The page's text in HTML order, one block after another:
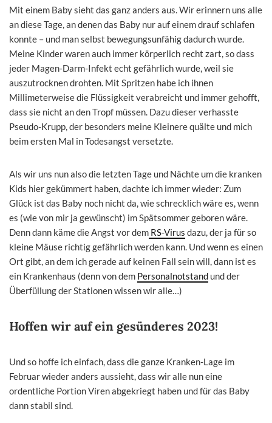
Mit einem Baby sieht das ganz anders aus. Wir erinnern uns alle
an diese Tage, an denen das Baby nur auf einem drauf schlafen
konnte – und man selbst bewegungsunfähig dadurch wurde.
Meine Kinder waren auch immer körperlich recht zart, so dass
jeder Magen-Darm-Infekt echt gefährlich wurde, weil sie
auszutrocknen drohten. Mit Spritzen habe ich ihnen
Millimeterweise die Flüssigkeit verabreicht und immer gehofft,
dass sie nicht an den Tropf müssen. Dazu dieser verhasste
Pseudo-Krupp, der besonders meine Kleinere quälte und mich
beim ersten Mal in Todesangst versetzte.
Als wir uns nun also die letzten Tage und Nächte um die kranken
Kids hier gekümmert haben, dachte ich immer wieder: Zum
Glück ist das Baby noch nicht da, wie schrecklich wäre es, wenn
es (wie von mir ja gewünscht) im Spätsommer geboren wäre.
Denn dann käme die Angst vor dem RS-Virus dazu, der ja für so
kleine Mäuse richtig gefährlich werden kann. Und wenn es einen
Ort gibt, an dem ich gerade auf keinen Fall sein will, dann ist es
ein Krankenhaus (denn von dem Personalnotstand und der
Überfüllung der Stationen wissen wir alle…)
Hoffen wir auf ein gesünderes 2023!
Und so hoffe ich einfach, dass die ganze Kranken-Lage im
Februar wieder anders aussieht, dass wir alle nun eine
ordentliche Portion Viren abgekriegt haben und für das Baby
dann stabil sind.